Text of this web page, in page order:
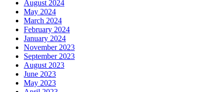
August 2024
May 2024
March 2024
February 2024
January 2024
November 2023
September 2023
August 2023
June 2023
May 2023